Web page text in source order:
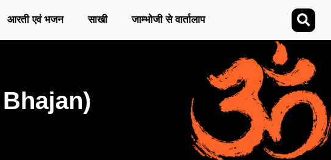
आरती एवं भजन साखी जाम्भोजी से वार्तालाप
Bhajan)